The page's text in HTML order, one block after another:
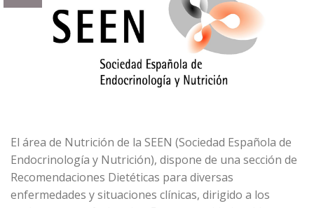
El área de Nutrición de la SEEN (Sociedad Española de
Endocrinología y Nutrición), dispone de una sección de
Recomendaciones Dietéticas para diversas
enfermedades y situaciones clínicas, dirigido a los